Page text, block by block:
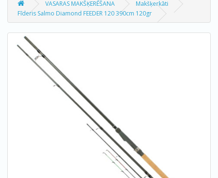
VASARAS MAKŠĶERĒŠANA
Makšķerkāti
Fīderis Salmo Diamond FEEDER 120 390cm 120gr